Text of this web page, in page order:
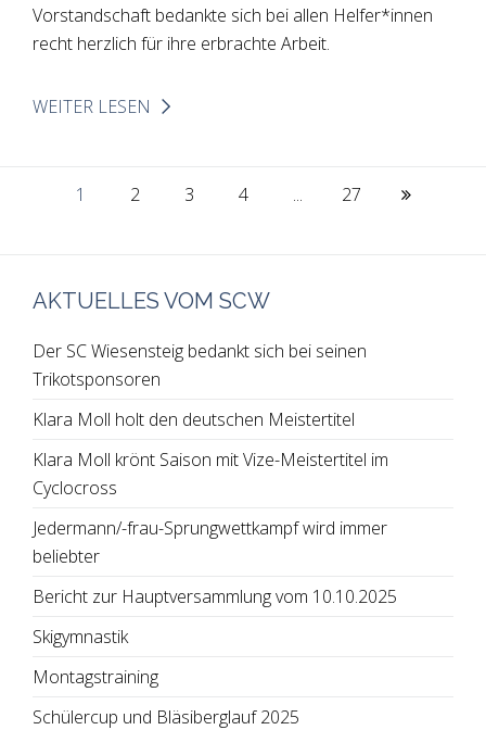
Vorstandschaft bedankte sich bei allen Helfer*innen
recht herzlich für ihre erbrachte Arbeit.
WEITER LESEN
1 2 3 4 ... 27
AKTUELLES VOM SCW
Der SC Wiesensteig bedankt sich bei seinen
Trikotsponsoren
Klara Moll holt den deutschen Meistertitel
Klara Moll krönt Saison mit Vize-Meistertitel im
Cyclocross
Jedermann/-frau-Sprungwettkampf wird immer
beliebter
Bericht zur Hauptversammlung vom 10.10.2025
Skigymnastik
Montagstraining
Schülercup und Bläsiberglauf 2025